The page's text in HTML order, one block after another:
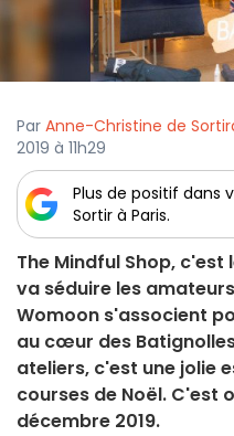
Par Anne-Christine de
2019 à 11h29
Plus de positif dans
Sortir à Paris.
The Mindful Shop,
va séduire les
Womoon s'associent
au cœur des
ateliers, c'est une jolie
courses de Noël. C'est
décembre 2019.